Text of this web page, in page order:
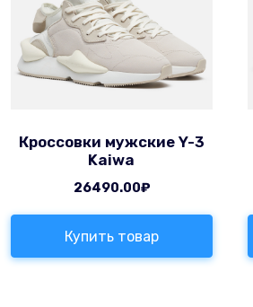
Кроссовки мужские Y-3
Kaiwa
26490.00₽
Купить товар